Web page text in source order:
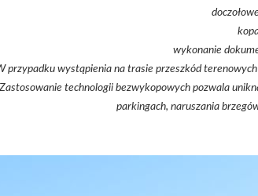
wykonanie
przypadku wystąpienia na trasie przeszkód
Zastosowanie technologii bezwykopowych pozwala
parkingach, naruszania